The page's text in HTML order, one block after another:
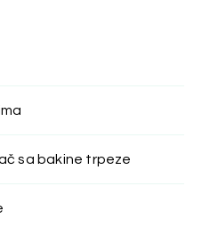
sa bakine trpeze